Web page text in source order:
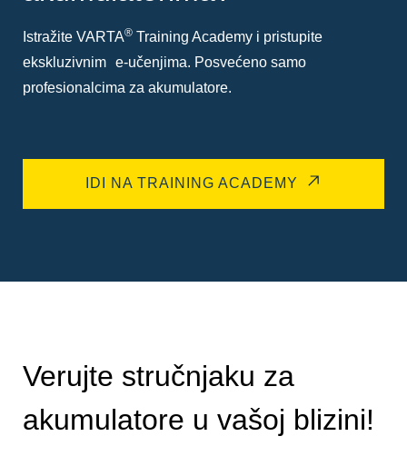
Istražite VARTA® Training Academy i pristupite
ekskluzivnim e-učenjima. Posvećeno samo
profesionalcima za akumulatore.
IDI NA TRAINING ACADEMY
Verujte stručnjaku za
akumulatore u vašoj blizini!